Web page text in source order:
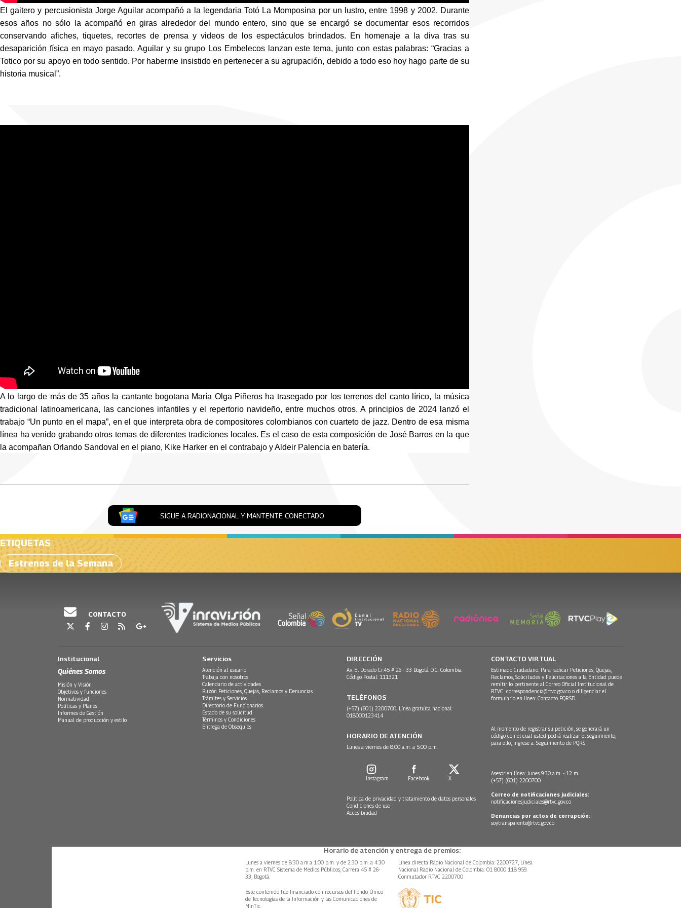
El gaitero y percusionista Jorge Aguilar acompañó a la legendaria Totó La Momposina por un lustro, entre 1998 y 2002. Durante
esos años no sólo la acompañó en giras alrededor del mundo entero, sino que se encargó se documentar esos recorridos
conservando afiches, tiquetes, recortes de prensa y videos de los espectáculos brindados. En homenaje a la diva tras su
desaparición física en mayo pasado, Aguilar y su grupo Los Embelecos lanzan este tema, junto con estas palabras: “Gracias a
Totico por su apoyo en todo sentido. Por haberme insistido en pertenecer a su agrupación, debido a todo eso hoy hago parte de su
historia musical”.
“Paloma morena”, María Olga Piñeros
A lo largo de más de 35 años la cantante bogotana María Olga Piñeros ha trasegado por los terrenos del canto lírico, la música
tradicional latinoamericana, las canciones infantiles y el repertorio navideño, entre muchos otros. A principios de 2024 lanzó el
trabajo “Un punto en el mapa”, en el que interpreta obra de compositores colombianos con cuarteto de jazz. Dentro de esa misma
línea ha venido grabando otros temas de diferentes tradiciones locales. Es el caso de esta composición de José Barros en la que
la acompañan Orlando Sandoval en el piano, Kike Harker en el contrabajo y Aldeir Palencia en batería.
SIGUE A RADIONACIONAL Y MANTENTE CONECTADO
ETIQUETAS
Estrenos de la Semana
CONTACTO
Institucional
Quiénes Somos
Misión y Visión
Objetivos y funciones
Normatividad
Políticas y Planes
Informes de Gestión
Manual de producción y estilo
Servicios
Atención al usuario
Trabaja con nosotros
Calendario de actividades
Buzón Peticiones, Quejas, Reclamos y Denuncias
Trámites y Servicios
Directorio de Funcionarios
Estado de su solicitud
Términos y Condiciones
Entrega de Obsequios
DIRECCIÓN
Av. El Dorado Cr.45 # 26 - 33 Bogotá D.C. Colombia.
Código Postal: 111321
TELÉFONOS
(+57) (601) 2200700. Línea gratuita nacional:
018000123414
HORARIO DE ATENCIÓN
Lunes a viernes de 8:00 a.m. a 5:00 p.m.
Instagram Facebook X
Política de privacidad y tratamiento de datos personales
Condiciones de uso
Accesibilidad
CONTACTO VIRTUAL
Estimado Ciudadano: Para radicar Peticiones, Quejas,
Reclamos, Solicitudes y Felicitaciones a la Entidad puede
remitir lo pertinente al Correo Oficial Institucional de
RTVC correspondencia@rtvc.gov.co o diligenciar el
formulario en línea: Contacto PQRSD.
Al momento de registrar su petición, se generará un
código con el cual usted podrá realizar el seguimiento,
para ello, ingrese a: Seguimiento de PQRS
Asesor en línea: lunes 9:30 a.m. - 12 m
(+57) (601) 2200700
Correo de notificaciones judiciales:
notificacionesjudiciales@rtvc.gov.co
Denuncias por actos de corrupción:
soytransparente@rtvc.gov.co
Horario de atención y entrega de premios:
Lunes a viernes de 8:30 a.m.a 1:00 p.m. y de 2:30 p.m. a 4:30
p.m. en RTVC Sistema de Medios Públicos, Carrera 45 # 26-
33, Bogotá.
Línea directa Radio Nacional de Colombia: 2200727, Línea
Nacional Radio Nacional de Colombia: 01 8000 118 959.
Conmutador RTVC 2200700
Este contenido fue financiado con recursos del Fondo Único
de Tecnologías de la Información y las Comunicaciones de
MinTic.